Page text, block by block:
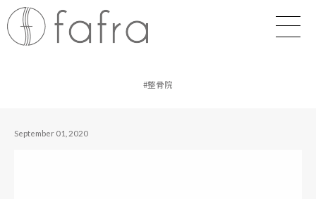
#整骨院
September 01, 2020